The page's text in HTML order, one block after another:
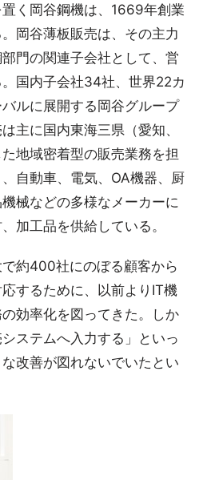
く岡谷鋼機は、1669年創業
岡谷薄板販売は、その主力
門の関連子会社として、営
国内子会社34社、世界22カ
ルに展開する岡谷グループ
主に国内東海三県（愛知、
地域密着型の販売業務を担
自動車、電気、OA機器、厨
械などの多様なメーカーに
加工品を供給している。
約400社にのぼる顧客から
するために、以前よりIT機
効率化を図ってきた。しか
ステムへ入力する」といっ
改善が図れないでいたとい